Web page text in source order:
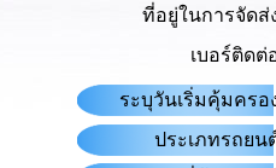
ที่อยู่ในการจัดส่
เบอร์ติดต่
ระบุวันเริ่มคุ้มครอ
ประเภทรถยน